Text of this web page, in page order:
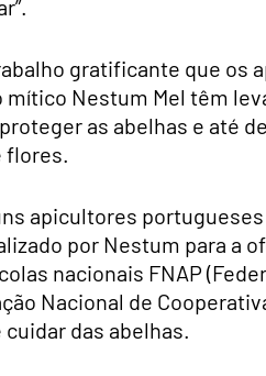
gratificante que os
Nestum Mel têm
as abelhas e até
apicultores
por Nestum para a
nacionais FNAP
Nacional de
das abelhas.